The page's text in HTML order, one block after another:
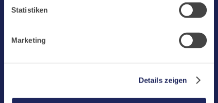
Buchungen von Bibliotheks- und Klosterführungen. Um
Buchungen durchführen zu können akzeptieren Sie bitte
Statistiken
Marketing
Details zeigen
Jobs
Fax: +49 (0) 2652 59-359